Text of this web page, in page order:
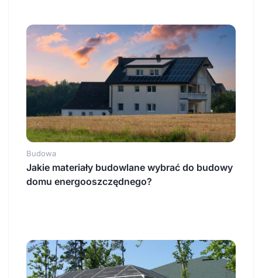
Budowa
Jakie materiały budowlane wybrać do budowy
domu energooszczędnego?